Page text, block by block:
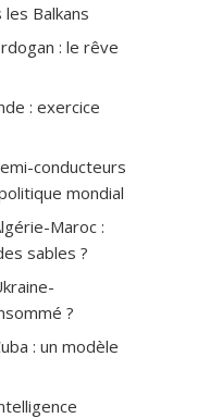
Balkans
: le rêve
: exercice
conducteurs
mondial
Maroc :
sables ?
?
: un modèle